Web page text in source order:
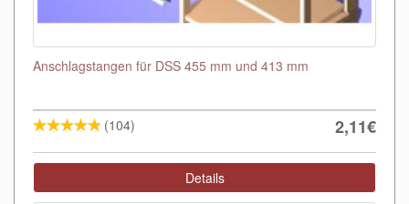
Anschlagstangen für DSS 455 mm und 413 mm
(104) 2,11€
Details